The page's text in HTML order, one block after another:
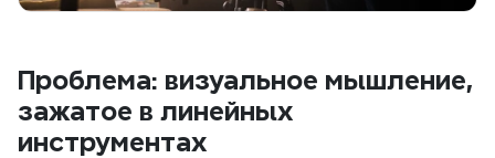
Проблема: визуальное мышление,
зажатое в линейных
инструментах